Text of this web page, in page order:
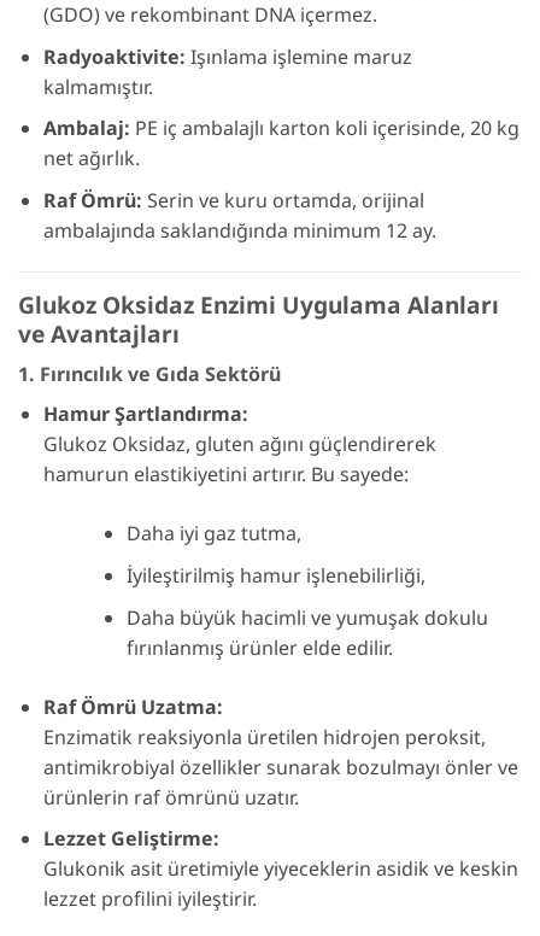
(GDO) ve rekombinant DNA içermez.
Radyoaktivite: Işınlama işlemine maruz
kalmamıştır.
Ambalaj: PE iç ambalajlı karton koli içerisinde, 20 kg
net ağırlık.
Raf Ömrü: Serin ve kuru ortamda, orijinal
ambalajında saklandığında minimum 12 ay.
Glukoz Oksidaz Enzimi Uygulama Alanları
ve Avantajları
1. Fırıncılık ve Gıda Sektörü
Hamur Şartlandırma:
Glukoz Oksidaz, gluten ağını güçlendirerek
hamurun elastikiyetini artırır. Bu sayede:
Daha iyi gaz tutma,
İyileştirilmiş hamur işlenebilirliği,
Daha büyük hacimli ve yumuşak dokulu
fırınlanmış ürünler elde edilir.
Raf Ömrü Uzatma:
Enzimatik reaksiyonla üretilen hidrojen peroksit,
antimikrobiyal özellikler sunarak bozulmayı önler ve
ürünlerin raf ömrünü uzatır.
Lezzet Geliştirme:
Glukonik asit üretimiyle yiyeceklerin asidik ve keskin
lezzet profilini iyileştirir.